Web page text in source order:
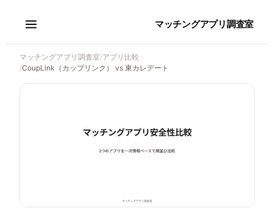
マッチングアプリ調査室
マッチングアプリ調査室/アプリ比較
/CoupLink（カップリンク） vs 東カレデート